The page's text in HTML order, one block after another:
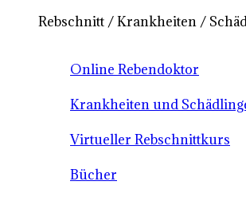
Rebschnitt / Krankheiten /
Online Rebendoktor
Krankheiten und
Virtueller Rebschnittkurs
Bücher